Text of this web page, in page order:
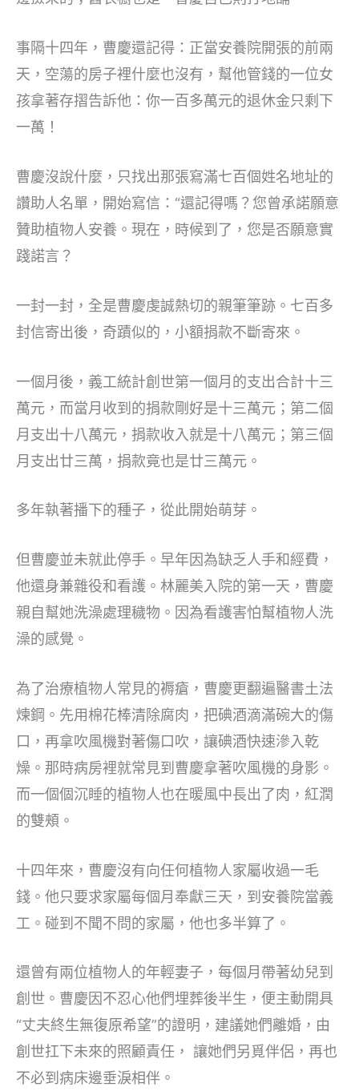
事隔十四年，曹慶還記得：正當安養院開張的前兩
天，空蕩的房子裡什麼也沒有，幫他管錢的一位女
孩拿著存摺告訴他：你一百多萬元的退休金只剩下
一萬！
曹慶沒說什麼，只找出那張寫滿七百個姓名地址的
讚助人名單，開始寫信：“還記得嗎？您曾承諾願意
贊助植物人安養。現在，時候到了，您是否願意實
踐諾言？
一封一封，全是曹慶虔誠熱切的親筆筆跡。七百多
封信寄出後，奇蹟似的，小額捐款不斷寄來。
一個月後，義工統計創世第一個月的支出合計十三
萬元，而當月收到的捐款剛好是十三萬元；第二個
月支出十八萬元，捐款收入就是十八萬元；第三個
月支出廿三萬，捐款竟也是廿三萬元。
多年執著播下的種子，從此開始萌芽。
但曹慶並未就此停手。早年因為缺乏人手和經費，
他還身兼雜役和看護。林麗美入院的第一天，曹慶
親自幫她洗澡處理穢物。因為看護害怕幫植物人洗
澡的感覺。
為了治療植物人常見的褥瘡，曹慶更翻遍醫書土法
煉鋼。先用棉花棒清除腐肉，把碘酒滴滿碗大的傷
口，再拿吹風機對著傷口吹，讓碘酒快速滲入乾
燥。那時病房裡就常見到曹慶拿著吹風機的身影。
而一個個沉睡的植物人也在暖風中長出了肉，紅潤
的雙頰。
十四年來，曹慶沒有向任何植物人家屬收過一毛
錢。他只要求家屬每個月奉獻三天，到安養院當義
工。碰到不聞不問的家屬，他也多半算了。
還曾有兩位植物人的年輕妻子，每個月帶著幼兒到
創世。曹慶因不忍心他們埋葬後半生，便主動開具
“丈夫終生無復原希望”的證明，建議她們離婚，由
創世扛下未來的照顧責任， 讓她們另覓伴侶，再也
不必到病床邊垂淚相伴。